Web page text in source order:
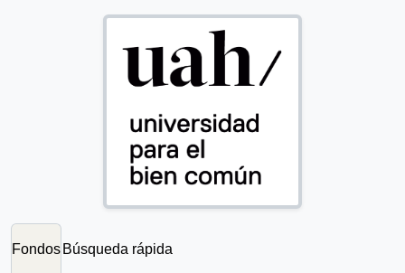
Fondos Búsqueda rápida